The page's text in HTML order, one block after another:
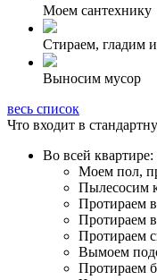
Моем сантехнику
Стираем, гладим
Выносим мусор
весь список
Что входит в
Во всей квартире:
Моем пол,
Пылесосим
Протираем
Протираем
Протираем
Вымоем
Протираем